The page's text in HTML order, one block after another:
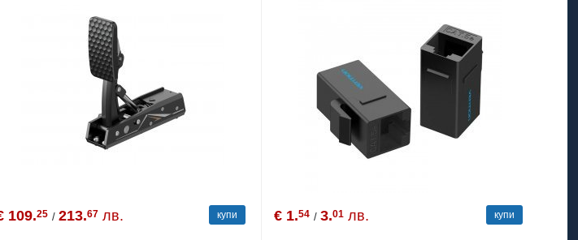
109.25 /213.67 лв. купи € 1.54 / 3.01 лв. купи